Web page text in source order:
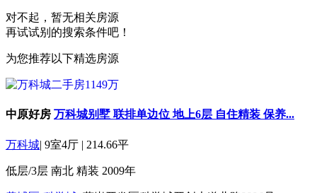
对不起，暂无相关房源
再试试别的搜索条件吧！
为您推荐以下精选房源
中原好房 万科城别墅 联排单边位 地上6层 自住精装 保养...
万科城| 9室4厅 | 214.66平
低层/3层 南北 精装 2009年